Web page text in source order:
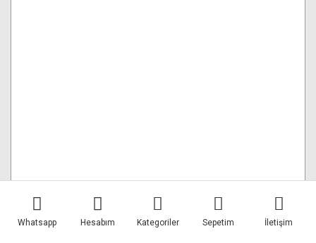
Apexel 10'u 1 Arada Telefon Lens Kiti
Whatsapp Hesabım Kategoriler Sepetim İletişim